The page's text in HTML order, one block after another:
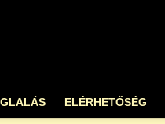
ELÉRHETŐSÉG